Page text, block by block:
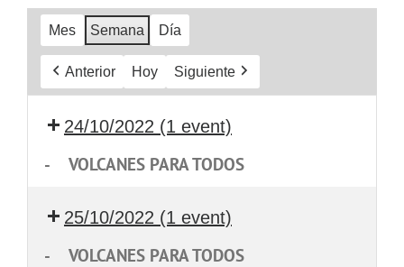
Mes Semana Día
Anterior Hoy Siguiente
24/10/2022 (1 event)
- VOLCANES PARA TODOS
25/10/2022 (1 event)
- VOLCANES PARA TODOS